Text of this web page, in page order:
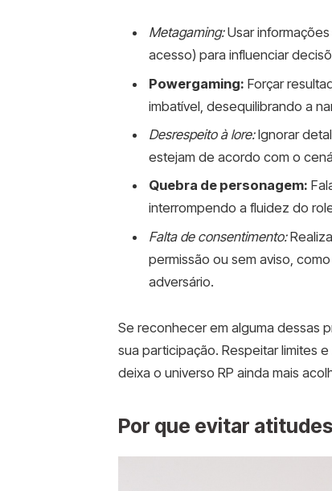
Metagaming:Usar
acesso) para influenciar
Powergaming: Forçar
imbatível, desequilibrando a
Desrespeito à lore:Ignorar
estejam de acordo com o
Quebra de personagem:
interrompendo a fluidez do
Falta de consentimento:
permissão ou sem aviso,
adversário.
Se reconhecer em alguma dessas
sua participação. Respeitar limites
deixa o universo RP ainda mais
Por que evitar